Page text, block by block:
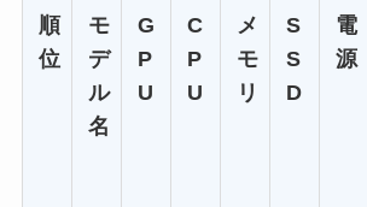
順
位
モ
デ
ル
名
G
P
U
C
P
U
メ
モ
リ
S
S
D
電
源